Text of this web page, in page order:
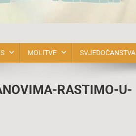
MOLITVE SVJEDOČANSTVA
RASTIMO-U-